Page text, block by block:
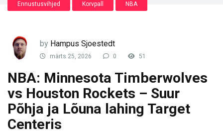
Ennustusvihjed Korvpall NBA
by Hampus Sjoestedt
märts 25, 2026 0 51
NBA: Minnesota Timberwolves
vs Houston Rockets – Suur
Põhja ja Lõuna lahing Target
Centeris